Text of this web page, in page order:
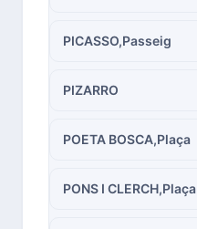
PICASSO,Passeig
PIZARRO
POETA BOSCA,Plaça
PONS I CLERCH,Plaça